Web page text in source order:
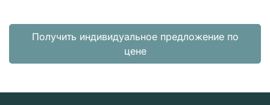
Получить индивидуальное предложение по
цене